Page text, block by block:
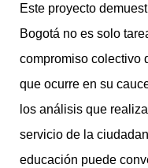
Este proyecto
Bogotá no es solo
compromiso colectivo
que ocurre en su
los análisis que
servicio de la
educación puede